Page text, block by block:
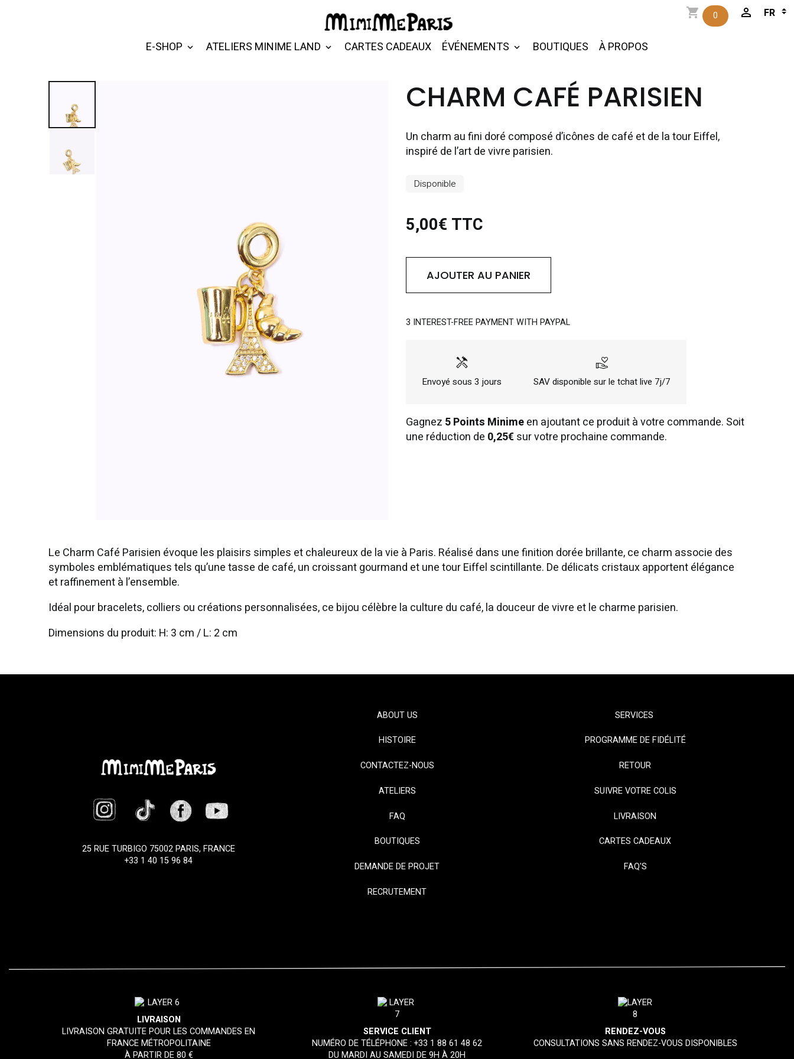
E-SHOP ATELIERS MINIME LAND CARTES CADEAUX ÉVÉNEMENTS BOUTIQUES À PROPOS
0
CHARM CAFÉ PARISIEN
Un charm au fini doré composé d’icônes de café et de la tour Eiffel,
inspiré de l’art de vivre parisien.
Disponible
5,00€ TTC
AJOUTER AU PANIER
3 INTEREST-FREE PAYMENT WITH PAYPAL
handyman
Envoyé sous 3 jours
volunteer_activism
SAV disponible sur le tchat live 7j/7
Gagnez 5 Points Minimeen ajoutant ce produit à votre commande. Soit
une réduction de 0,25€sur votre prochaine commande.
Le Charm Café Parisien évoque les plaisirs simples et chaleureux de la vie à Paris. Réalisé dans une finition dorée brillante, ce charm associe des
symboles emblématiques tels qu’une tasse de café, un croissant gourmand et une tour Eiffel scintillante. De délicats cristaux apportent élégance
et raffinement à l’ensemble.
Idéal pour bracelets, colliers ou créations personnalisées, ce bijou célèbre la culture du café, la douceur de vivre et le charme parisien.
Dimensions du produit: H: 3 cm / L: 2 cm
25 RUE TURBIGO 75002 PARIS, FRANCE
+33 1 40 15 96 84
ABOUT US
HISTOIRE
CONTACTEZ-NOUS
ATELIERS
FAQ
BOUTIQUES
DEMANDE DE PROJET
RECRUTEMENT
SERVICES
PROGRAMME DE FIDÉLITÉ
RETOUR
SUIVRE VOTRE COLIS
LIVRAISON
CARTES CADEAUX
FAQ'S
LIVRAISON
LIVRAISON GRATUITE POUR LES COMMANDES EN
FRANCE MÉTROPOLITAINE
À PARTIR DE 80 €
SERVICE CLIENT
NUMÉRO DE TÉLÉPHONE :+33 1 88 61 48 62
DU MARDI AU SAMEDI DE 9H À 20H
RENDEZ-VOUS
CONSULTATIONS SANS RENDEZ-VOUS DISPONIBLES